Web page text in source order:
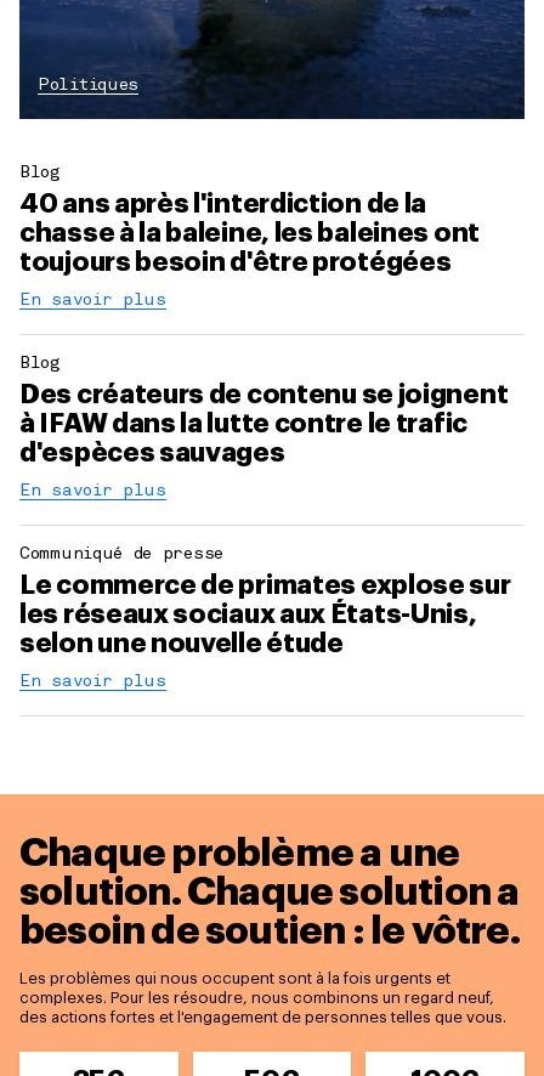
Politiques
Blog
40 ans après l'interdiction de la
chasse à la baleine, les baleines ont
toujours besoin d'être protégées
En savoir plus
Blog
Des créateurs de contenu se joignent
à IFAW dans la lutte contre le trafic
d'espèces sauvages
En savoir plus
Communiqué de presse
Le commerce de primates explose sur
les réseaux sociaux aux États-Unis,
selon une nouvelle étude
En savoir plus
Chaque problème a une
solution.Chaque solution a
besoin de soutien : le vôtre.
Les problèmes qui nous occupent sont à la fois urgents et
complexes. Pour les résoudre, nous combinons un regard neuf,
des actions fortes et l'engagement de personnes telles que vous.